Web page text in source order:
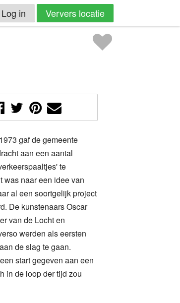
Log in Ververs locatie
gaf de gemeente
aan een aantal
te
was naar een idee van
al een soortgelijk project
De kunstenaars Oscar
van de Locht en
werden als eersten
de slag te gaan.
start gegeven aan een
in de loop der tijd zou